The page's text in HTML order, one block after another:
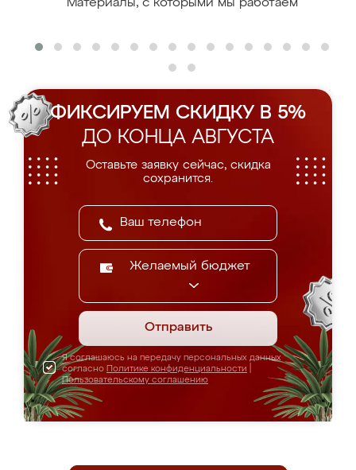
Материалы, с которыми мы работаем
ФИКСИРУЕМ СКИДКУ В 5%
ДО КОНЦА АВГУСТА
Оставьте заявку сейчас, скидка
сохранится.
Желаемый бюджет
Отправить
Я соглашаюсь на передачу персональных данных
согласно Политике конфиденциальности
Пользовательскому соглашению